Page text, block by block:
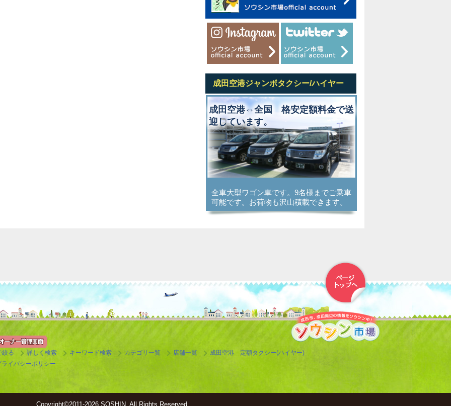
成田空港ジャンボタクシー/ハイヤー
成田空港⇔全国 格安定額料金で送
迎しています。
全車大型ワゴン車です。9名様までご乗車
可能です。お荷物も沢山積載できます。
絞る 詳しく検索 キーワード検索 カテゴリ一覧 店舗一覧
成田空港 定額タクシー(ハイヤー)
ライバシーポリシー
Copyright©2011-2026 SOSHIN. All Rights Reserved.